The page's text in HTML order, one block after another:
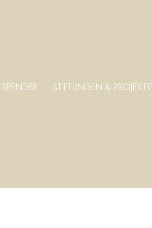
SPENDER STIFTUNGEN & PROJEKTE